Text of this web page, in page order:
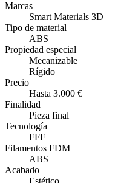
Marcas
Smart Materials 3D
Tipo de material
ABS
Propiedad especial
Mecanizable
Rígido
Precio
Hasta 3.000 €
Finalidad
Pieza final
Tecnología
FFF
Filamentos FDM
ABS
Acabado